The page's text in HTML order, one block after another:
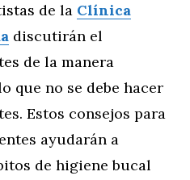
de la Clínica
discutirán el
de la manera
que no se debe hacer
Estos consejos para
ayudarán a
de higiene bucal